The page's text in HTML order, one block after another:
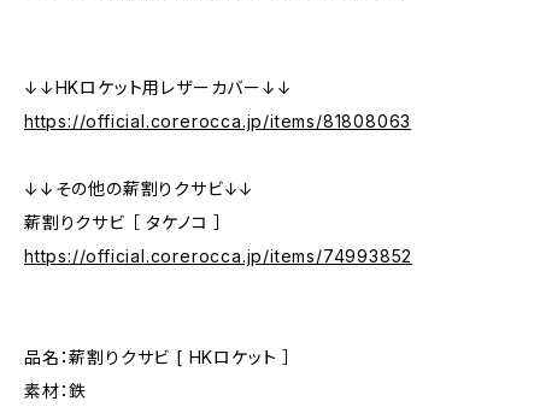
↓↓HKロケット用レザーカバー↓↓
https://official.corerocca.jp/items/81808063
↓↓その他の薪割りクサビ↓↓
薪割りクサビ ［ タケノコ ］
https://official.corerocca.jp/items/74993852
品名：薪割りクサビ [ HKロケット ］
素材：鉄